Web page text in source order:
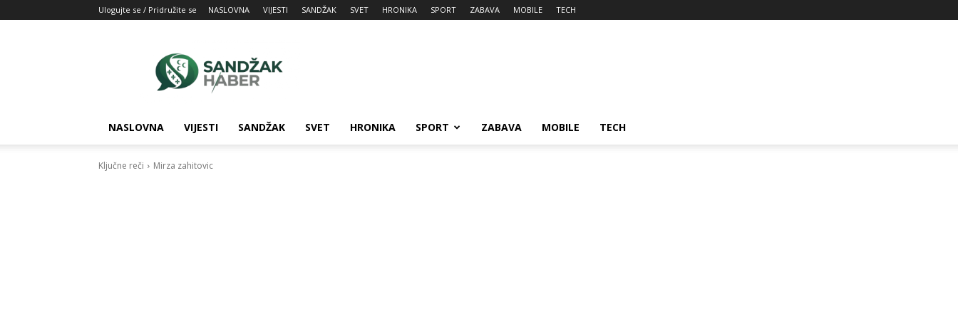
Ulogujte se / Pridružite se NASLOVNA VIJESTI SANDŽAK SVET HRONIKA SPORT ZABAVA MOBILE TECH
Vaš
izvor
NASLOVNA VIJESTI SANDŽAK SVET HRONIKA SPORT ZABAVA MOBILE TECH
Ključne reči Mirza zahitovic